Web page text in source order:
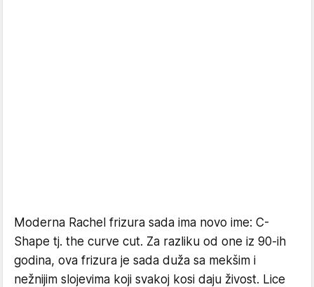
Moderna Rachel frizura sada ima novo ime: C-
Shape tj. the curve cut. Za razliku od one iz 90-ih
godina, ova frizura je sada duža sa mekšim i
nežnijim slojevima koji svakoj kosi daju živost. Lice